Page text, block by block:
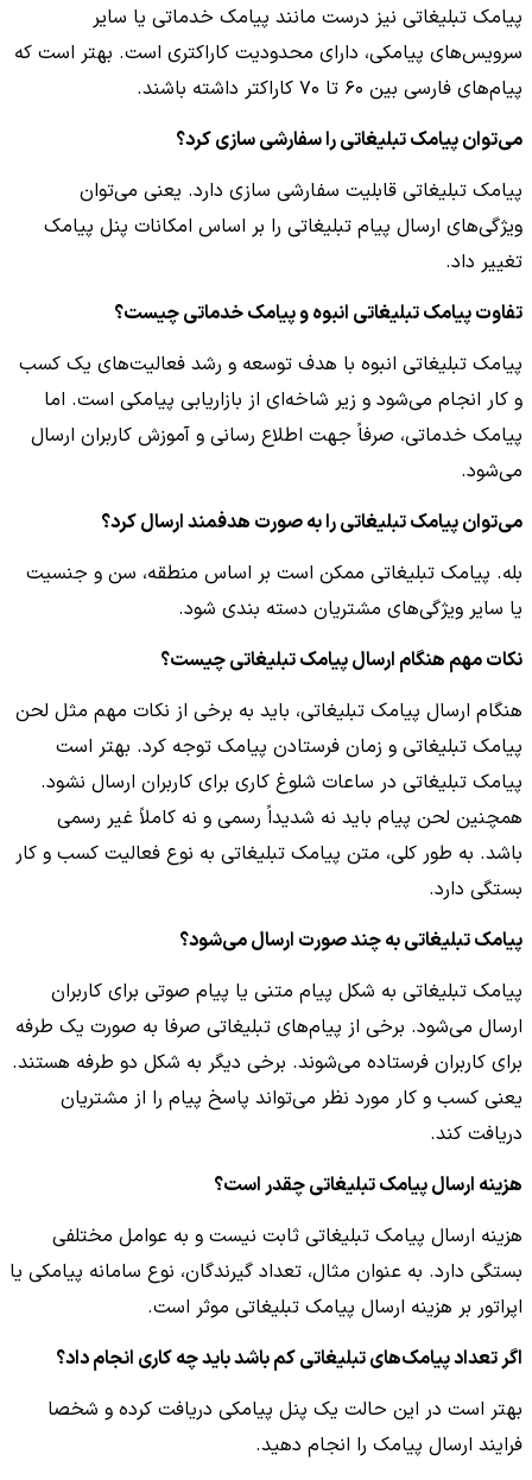
پیامک تبلیغاتی نیز درست مانند پیامک خدماتی یا سایر
سرویس‌های پیامکی، دارای محدودیت کاراکتری است. بهتر است که
پیام‌های فارسی بین ۶۰ تا ۷۰ کاراکتر داشته باشند.
می‌توان پیامک تبلیغاتی را سفارشی سازی کرد؟
پیامک تبلیغاتی قابلیت سفارشی سازی دارد. یعنی می‌توان
ویژگی‌های ارسال پیام تبلیغاتی را بر اساس امکانات پنل پیامک
تغییر داد.
تفاوت پیامک تبلیغاتی انبوه و پیامک خدماتی چیست؟
پیامک تبلیغاتی انبوه با هدف توسعه و رشد فعالیت‌های یک کسب
و کار انجام می‌شود و زیر شاخه‌ای از بازاریابی پیامکی است. اما
پیامک خدماتی، صرفاً جهت اطلاع رسانی و آموزش کاربران ارسال
می‌شود.
می‌توان پیامک تبلیغاتی را به صورت هدفمند ارسال کرد؟
بله. پیامک تبلیغاتی ممکن است بر اساس منطقه، سن و جنسیت
یا سایر ویژگی‌های مشتریان دسته بندی شود.
نکات مهم هنگام ارسال پیامک تبلیغاتی چیست؟
هنگام ارسال پیامک تبلیغاتی، باید به برخی از نکات مهم مثل لحن
پیامک تبلیغاتی و زمان فرستادن پیامک توجه کرد. بهتر است
پیامک تبلیغاتی در ساعات شلوغ کاری برای کاربران ارسال نشود.
همچنین لحن پیام باید نه شدیداً رسمی و نه کاملاً غیر رسمی
باشد. به طور کلی، متن پیامک تبلیغاتی به نوع فعالیت کسب و کار
بستگی دارد.
پیامک تبلیغاتی به چند صورت ارسال می‌شود؟
پیامک تبلیغاتی به شکل پیام متنی یا پیام صوتی برای کاربران
ارسال می‌شود. برخی از پیام‌های تبلیغاتی صرفا به صورت یک طرفه
برای کاربران فرستاده می‌شوند. برخی دیگر به شکل دو طرفه هستند.
یعنی کسب و کار مورد نظر می‌تواند پاسخ پیام را از مشتریان
دریافت کند.
هزینه ارسال پیامک تبلیغاتی چقدر است؟
هزینه ارسال پیامک تبلیغاتی ثابت نیست و به عوامل مختلفی
بستگی دارد. به عنوان مثال، تعداد گیرندگان، نوع سامانه پیامکی یا
اپراتور بر هزینه ارسال پیامک تبلیغاتی موثر است.
اگر تعداد پیامک‌های تبلیغاتی کم باشد باید چه کاری انجام داد؟
بهتر است در این حالت یک پنل پیامکی دریافت کرده و شخصا
فرایند ارسال پیامک را انجام دهید.